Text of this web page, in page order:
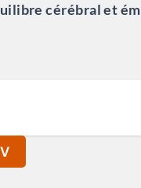
cérébral et